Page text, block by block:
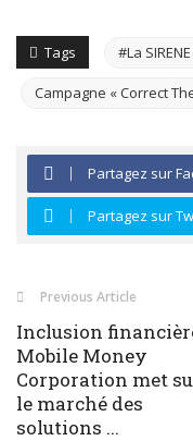
Tags #La
Campagne « Correct
Partagez sur
Partagez sur
Previous Article
Inclusion
Mobile Money
Corporation met
le marché des
solutions ...